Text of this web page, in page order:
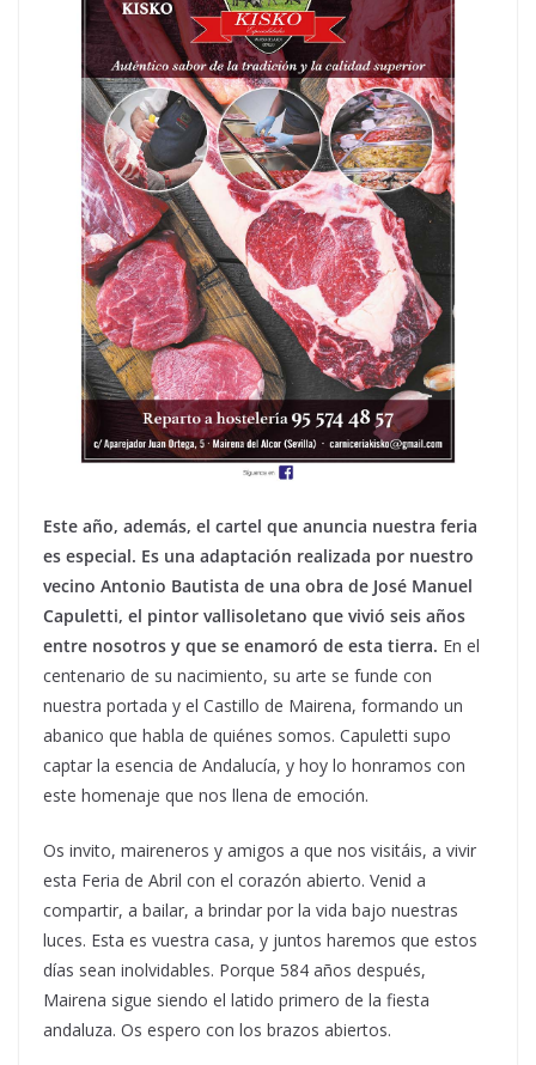
Este año, además, el cartel que anuncia nuestra feria
es especial. Es una adaptación realizada por nuestro
vecino Antonio Bautista de una obra de José Manuel
Capuletti, el pintor vallisoletano que vivió seis años
entre nosotros y que se enamoró de esta tierra. En el
centenario de su nacimiento, su arte se funde con
nuestra portada y el Castillo de Mairena, formando un
abanico que habla de quiénes somos. Capuletti supo
captar la esencia de Andalucía, y hoy lo honramos con
este homenaje que nos llena de emoción.
Os invito, maireneros y amigos a que nos visitáis, a vivir
esta Feria de Abril con el corazón abierto. Venid a
compartir, a bailar, a brindar por la vida bajo nuestras
luces. Esta es vuestra casa, y juntos haremos que estos
días sean inolvidables. Porque 584 años después,
Mairena sigue siendo el latido primero de la fiesta
andaluza. Os espero con los brazos abiertos.